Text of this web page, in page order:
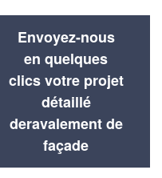
Envoyez-nous
en quelques
clics votre projet
détaillé
deravalement de
façade